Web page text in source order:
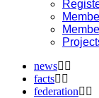
news
facts
federation